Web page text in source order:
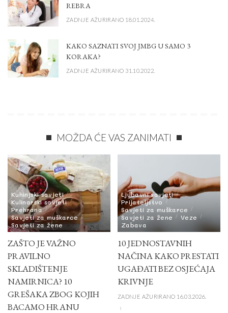
REBRA
ZADNJE AŽURIRANO 18.01.2024.
KAKO SAZNATI SVOJ JMBG U SAMO 3
KORAKA?
ZADNJE AŽURIRANO 31.10.2022.
MOŽDA ĆE VAS ZANIMATI
Kuhinjski savjeti
Kulinarski savjeti
Prehrana
Savjeti za muškarce
Savjeti za žene
ZAŠTO JE VAŽNO
PRAVILNO
SKLADIŠTENJE
NAMIRNICA? 10
GREŠAKA ZBOG KOJIH
BACAMO HRANU
Ljubavni savjeti
Prijateljstvo
Savjeti za muškarce
Savjeti za žene
Veze
Zabava
10 JEDNOSTAVNIH
NAČINA KAKO PRESTATI
UGAĐATI BEZ OSJEĆAJA
KRIVNJE
ZADNJE AŽURIRANO 16.03.2026.